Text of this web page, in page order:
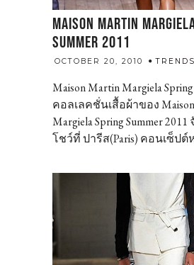
MAISON MARTIN
SUMMER 2011
OCTOBER 20, 2010 TRENDS
Maison Martin Margiela Spring
คอลเลคชั่นเสื้อผ้าของ
Margiela Spring Summer
โชว์ที่ ปารีส(Paris) คอนเซ็ปต์